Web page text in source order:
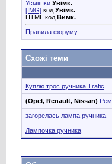
Усмішки Увімк.
[IMG] код Увімк.
HTML код Вимк.
Правила форуму
Схожі теми
Куплю трос ручника Trafic
(Opel, Renault, Nissan)
загорелась лампа ручника
Лампочка ручника